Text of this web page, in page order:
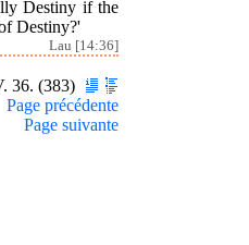
Destiny if the
Destiny?'
Lau [14:36]
36. (383)
Page précédente
Page suivante